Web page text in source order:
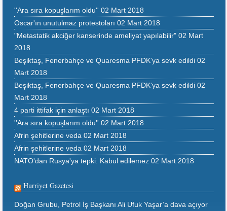
''Ara sıra kopuşlarım oldu'' 02 Mart 2018
Oscar'ın unutulmaz protestoları 02 Mart 2018
"Metastatik akciğer kanserinde ameliyat yapılabilir" 02 Mart
2018
Beşiktaş, Fenerbahçe ve Quaresma PFDK'ya sevk edildi 02
Mart 2018
Beşiktaş, Fenerbahçe ve Quaresma PFDK'ya sevk edildi 02
Mart 2018
4 parti ittifak için anlaştı 02 Mart 2018
''Ara sıra kopuşlarım oldu'' 02 Mart 2018
Afrin şehitlerine veda 02 Mart 2018
Afrin şehitlerine veda 02 Mart 2018
NATO'dan Rusya'ya tepki: Kabul edilemez 02 Mart 2018
Hurriyet Gazetesi
Doğan Grubu, Petrol İş Başkanı Ali Ufuk Yaşar’a dava açıyor